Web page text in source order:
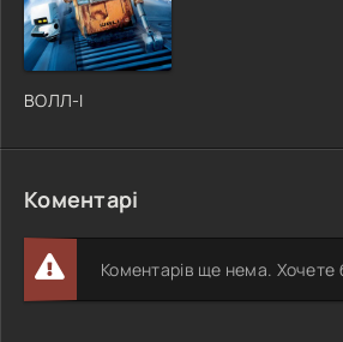
ВОЛЛ-І
Коментарі
Коментарів ще нема.